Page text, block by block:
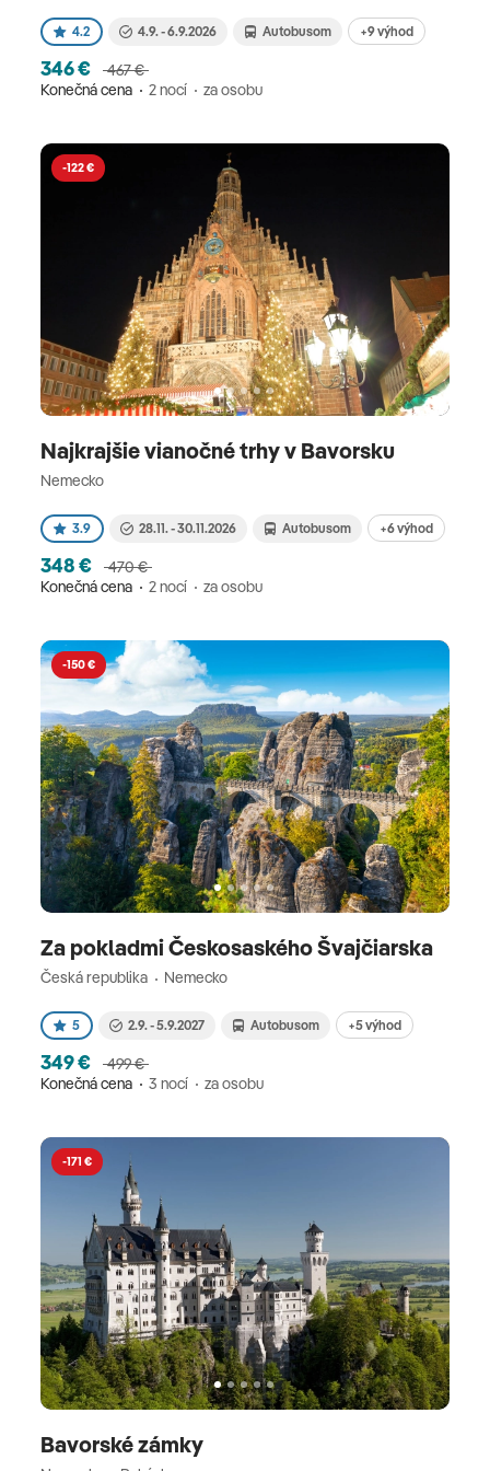
4.2 4.9. - 6.9.2026 Autobusom +9 výhod
346 €
467 €
Konečná cena
2 nocí za osobu
-122 €
Najkrajšie vianočné trhy v Bavorsku
Nemecko
3.9 28.11. - 30.11.2026 Autobusom +6 výhod
348 €
470 €
Konečná cena
2 nocí za osobu
-150 €
Za pokladmi Českosaského Švajčiarska
Česká republika Nemecko
5 2.9. - 5.9.2027 Autobusom +5 výhod
349 €
499 €
Konečná cena
3 nocí za osobu
-171 €
Bavorské zámky